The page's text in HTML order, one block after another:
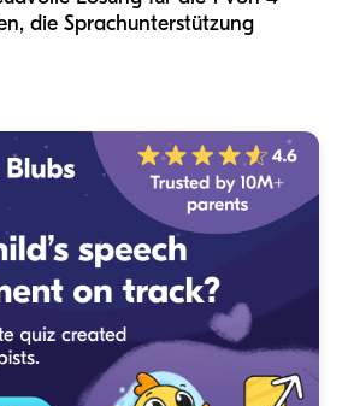
die Sprachunterstützung